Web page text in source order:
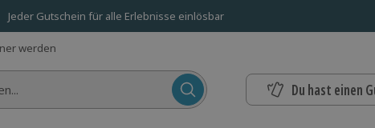
Jeder Gutschein für alle Erlebnisse einlösbar
werden
Du hast einen